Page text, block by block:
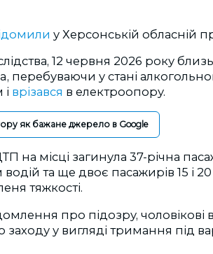
у Херсонській обласній
12 червня 2026 року
перебуваючи у стані
врізався в електроопору.
як бажане джерело в Google
на місці загинула 37-річна
та ще двоє пасажирів 15 і
тяжкості.
про підозру,
заходу у вигляді тримання під